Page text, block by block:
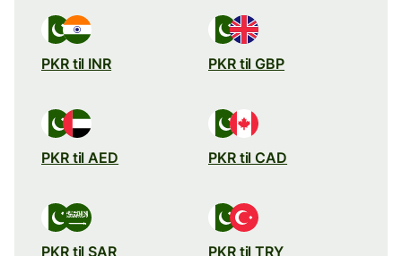
PKR til INR PKR til GBP
PKR til AED PKR til CAD
PKR til SAR PKR til TRY